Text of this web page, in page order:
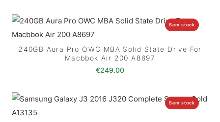
Sem stock
240GB Aura Pro OWC MBA Solid State Drive For
Macbbok Air 200 A8697
€249.00
Sem stock